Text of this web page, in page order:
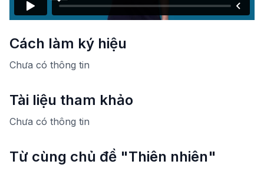
Cách làm ký hiệu
Chưa có thông tin
Tài liệu tham khảo
Chưa có thông tin
Từ cùng chủ đề "Thiên nhiên"